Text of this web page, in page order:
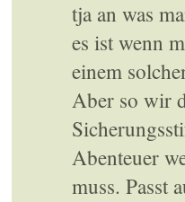
tja an was
es ist wenn
einem
Aber so wir
Abenteuer
muss. Passt